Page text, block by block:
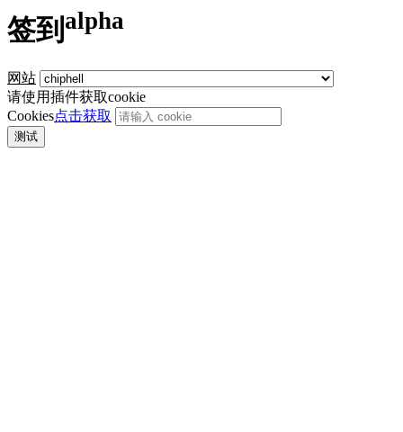
签到 alpha
网站
请使用插件获取cookie
Cookies点击获取
测试